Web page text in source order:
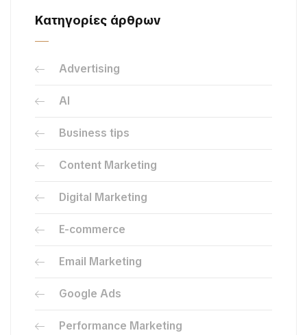
Κατηγορίες άρθρων
Advertising
AI
Business tips
Content Marketing
Digital Marketing
E-commerce
Email Marketing
Google Ads
Performance Marketing